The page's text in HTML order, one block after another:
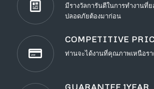
มีรางวัลการันตีในการทำงานที่
ปลอดภัยต้องมาก่อน
COMPETITIVE
ท่านจะได้งานที่คุณภาพเหนือร